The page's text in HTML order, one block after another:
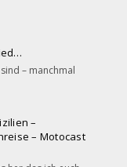
– manchmal
–
– Motocast